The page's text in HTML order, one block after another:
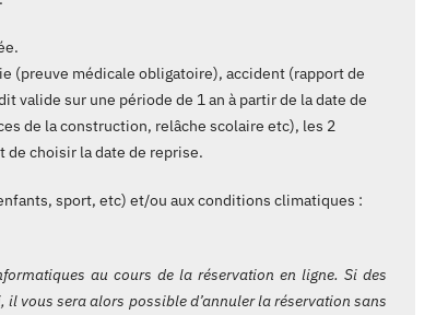
(preuve médicale obligatoire), accident (rapport de
sur une période de 1 an à partir de la date de
de la construction, relâche scolaire etc), les 2
de choisir la date de reprise.
sport, etc) et/ou aux conditions climatiques :
au cours de la réservation en ligne. Si des
vous sera alors possible d’annuler la réservation sans